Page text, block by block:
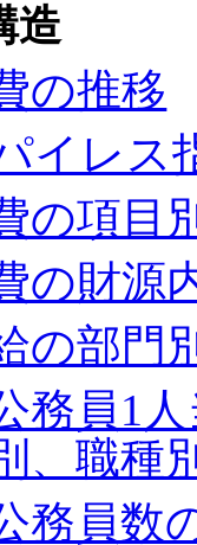
造
の推移
イレス
の項目
の財源
部門
員1人
、職種
務員数